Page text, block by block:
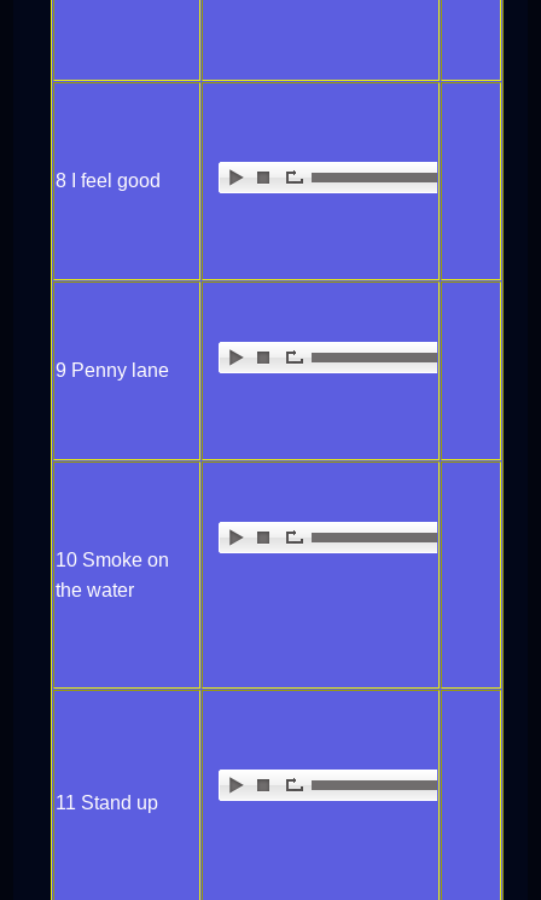
8 I feel good
9 Penny lane
10 Smoke on
the water
11 Stand up